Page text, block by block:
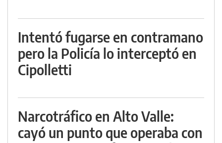
Intentó fugarse en contramano
pero la Policía lo interceptó en
Cipolletti
Narcotráfico en Alto Valle:
cayó un punto que operaba con